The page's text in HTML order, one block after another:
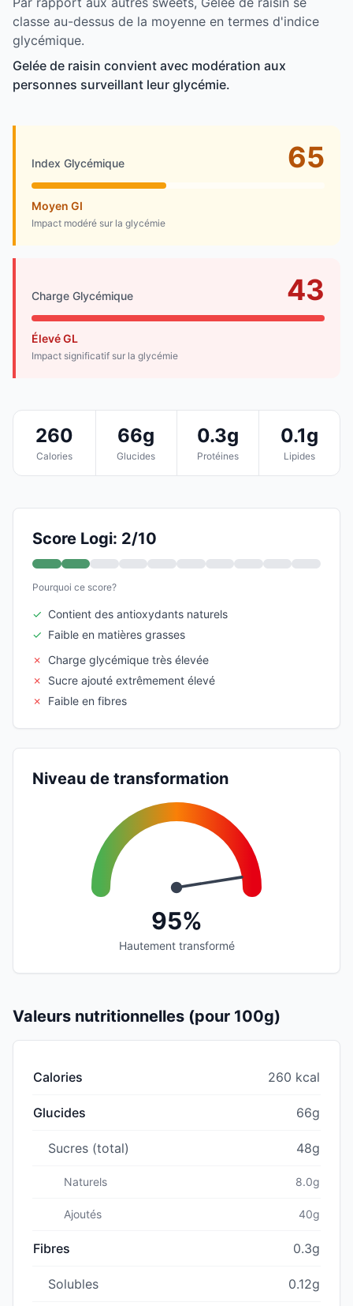
classe au-dessus de la moyenne en termes d'indice
glycémique.
Gelée de raisin convient avec modération aux
personnes surveillant leur glycémie.
Index Glycémique 65
Moyen GI
Impact modéré sur la glycémie
Charge Glycémique 43
Élevé GL
Impact significatif sur la glycémie
260
Calories
66g
Glucides
0.3g
Protéines
0.1g
Lipides
Score Logi: 2/10
Pourquoi ce score?
✓ Contient des antioxydants naturels
✓ Faible en matières grasses
✗
Charge glycémique très élevée
✗
Sucre ajouté extrêmement élevé
✗
Faible en fibres
Niveau de transformation
95%
Hautement transformé
Valeurs nutritionnelles (pour 100g)
Calories 260 kcal
Glucides 66g
Sucres (total) 48g
Naturels 8.0g
Ajoutés 40g
Fibres 0.3g
Solubles 0.12g